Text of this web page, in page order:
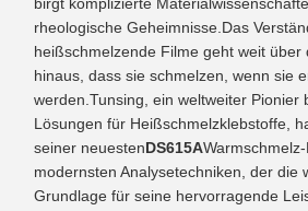
rheologische Geheimnisse.Das
heißschmelzende Filme geht weit über
hinaus, dass sie schmelzen, wenn sie
werden.Tunsing, ein weltweiter Pionier
Lösungen für Heißschmelzklebstoffe,
seiner neuestenDS615A
modernsten Analysetechniken, der die
Grundlage für seine hervorragende